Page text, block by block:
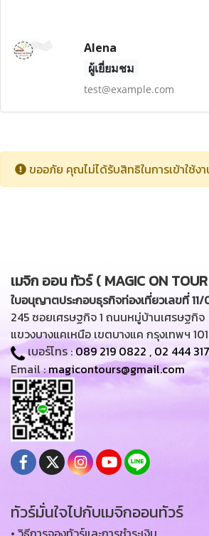
Alena
ผู้เยี่ยมชม
test@example.com
ขออภัย คุณไม่ได้รับสิทธิในการเข้าใช้ง
เมจิก ออน ทัวร์ ( MAGIC ON
ใบอนุญาตประกอบธุรกิจท่องเที่ยวเลขที่ 11/
245 ซอยเศรษฐกิจ 1 ถนนหมู่บ้านเศรษฐกิจ
แขวงบางแคเหนือ เขตบางแค กรุงเทพฯ
เบอร์โทร :089 219 0822 , 02 444
Email :magicontours@gmail.com
ทัวร์มั่นใจไปกับเมจิกออนทัวร์